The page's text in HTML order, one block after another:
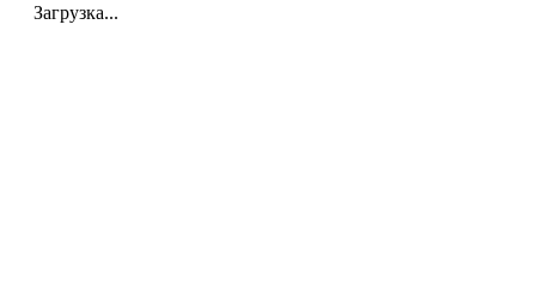
Загрузка...